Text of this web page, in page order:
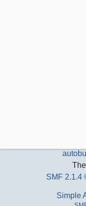
SMF 2.1.4
Simple